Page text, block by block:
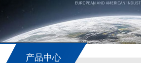
产品中心